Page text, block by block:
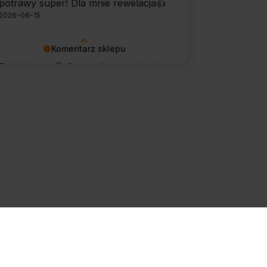
Komentarz sklepu
Dziękujemy 🙂 Super, że urządzenie
potrawy super! Dla mnie rewelacja👍️
2026-06-15